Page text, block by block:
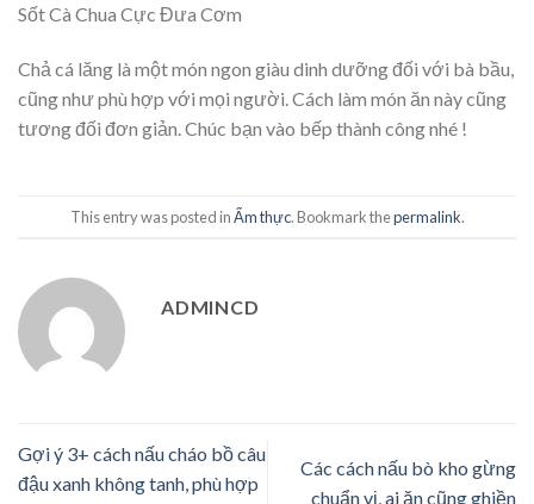
Sốt Cà Chua Cực Đưa Cơm
Chả cá lăng là một món ngon giàu dinh dưỡng đối với bà bầu,
cũng như phù hợp với mọi người. Cách làm món ăn này cũng
tương đối đơn giản. Chúc bạn vào bếp thành công nhé !
This entry was posted inẨm thực. Bookmark thepermalink.
ADMINCD
Gợi ý 3+ cách nấu cháo bồ câu
đậu xanh không tanh, phù hợp
Các cách nấu bò kho gừng
chuẩn vị, ai ăn cũng ghiền